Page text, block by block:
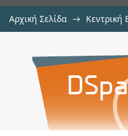
Αρχική Σελίδα → Κεντρική
Grounded